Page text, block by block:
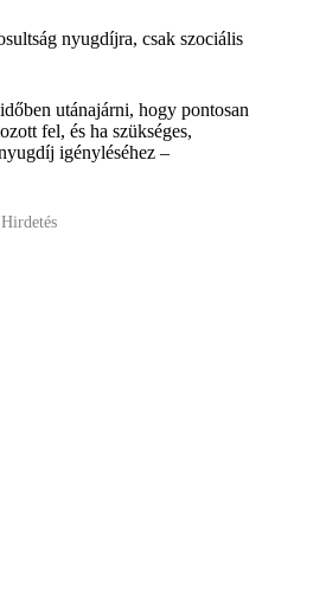
nyugdíjra, csak szociális
utánajárni, hogy pontosan
fel, és ha szükséges,
igényléséhez –
Hirdetés